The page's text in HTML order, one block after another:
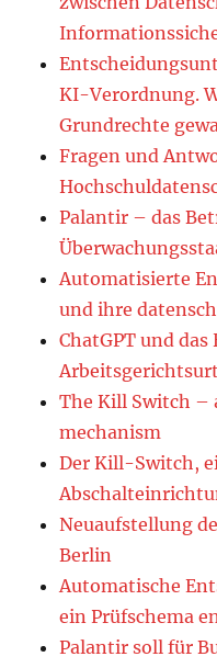
KI-Verordnung.
Grundrechte
Fragen und
Palantir – das
Automatisierte
und ihre
ChatGPT und
The Kill Switch –
mechanism
Der Kill-Switch,
Neuaufstellung
Berlin
Automatische
ein Prüfschema
Palantir soll für